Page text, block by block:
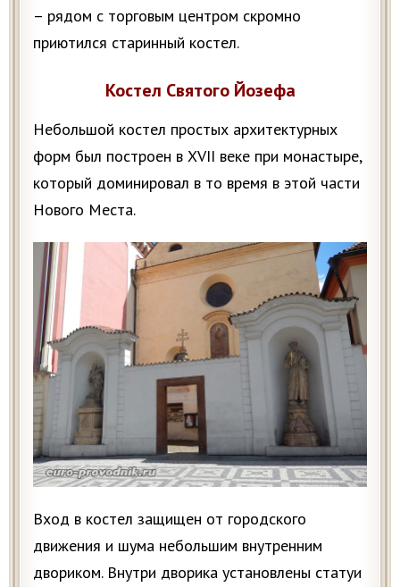
– рядом с торговым центром скромно
приютился старинный костел.
Костел Святого Йозефа
Небольшой костел простых архитектурных
форм был построен в XVII веке при монастыре,
который доминировал в то время в этой части
Нового Места.
Вход в костел защищен от городского
движения и шума небольшим внутренним
двориком. Внутри дворика установлены статуи